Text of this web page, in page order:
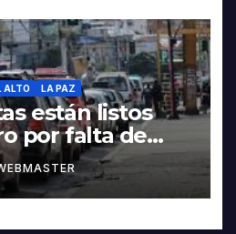
ALTO LA PAZ
están listos
por falta de